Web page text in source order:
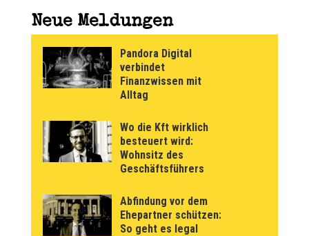
Neue Meldungen
Pandora Digital
verbindet
Finanzwissen mit
Alltag
Wo die Kft wirklich
besteuert wird:
Wohnsitz des
Geschäftsführers
Abfindung vor dem
Ehepartner schützen:
So geht es legal